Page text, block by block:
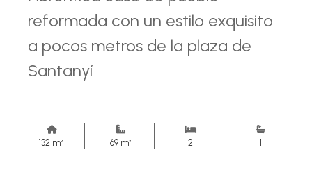
reformada con un estilo exquisito
a pocos metros de la plaza de
Santanyí
132 m² 69 m² 2 1